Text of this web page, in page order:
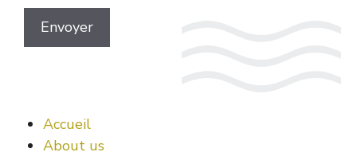
Accueil
About us